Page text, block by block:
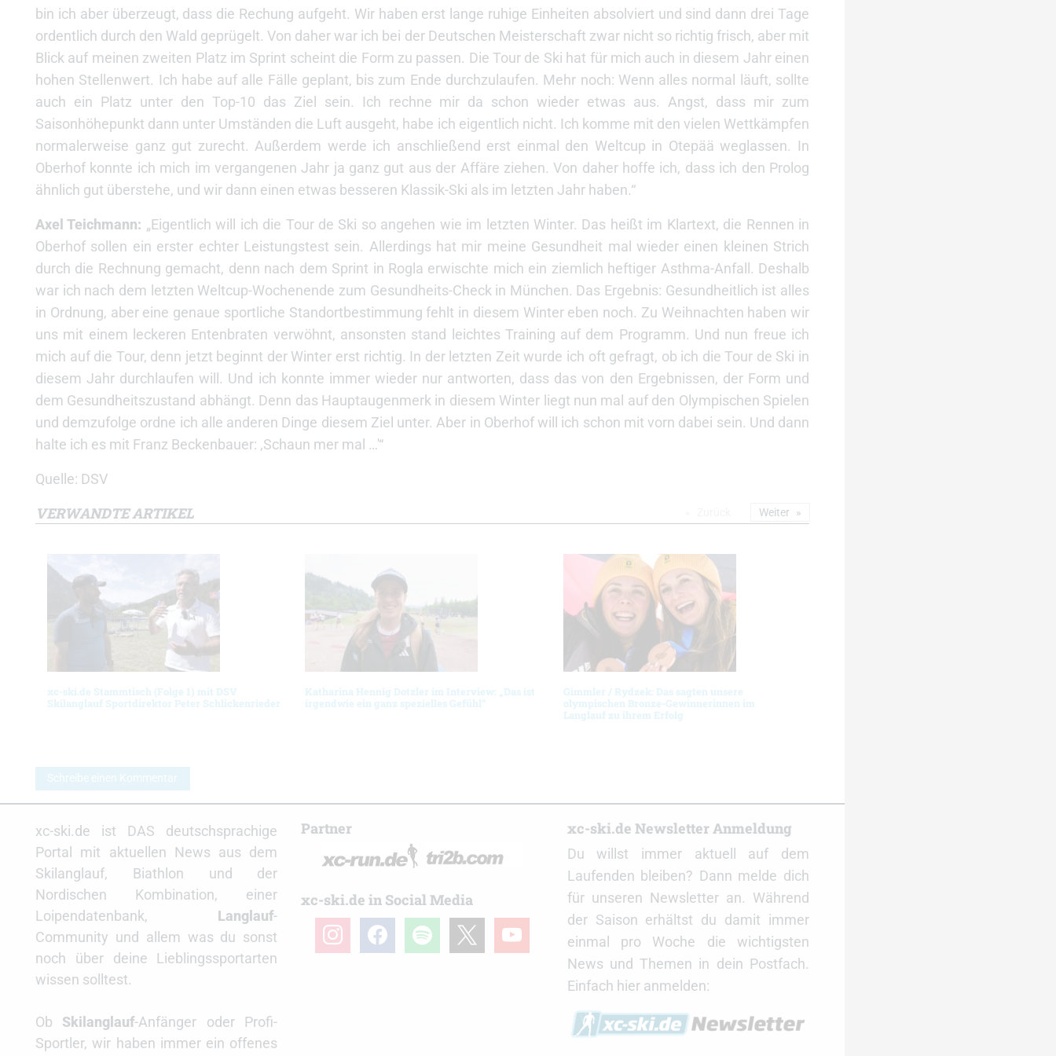
bin ich aber überzeugt, dass die Rechung aufgeht. Wir haben erst lange ruhige Einheiten absolviert und sind dann drei Tage
ordentlich durch den Wald geprügelt. Von daher war ich bei der Deutschen Meisterschaft zwar nicht so richtig frisch, aber mit
Blick auf meinen zweiten Platz im Sprint scheint die Form zu passen. Die Tour de Ski hat für mich auch in diesem Jahr einen
hohen Stellenwert. Ich habe auf alle Fälle geplant, bis zum Ende durchzulaufen. Mehr noch: Wenn alles normal läuft, sollte
auch ein Platz unter den Top-10 das Ziel sein. Ich rechne mir da schon wieder etwas aus. Angst, dass mir zum
Saisonhöhepunkt dann unter Umständen die Luft ausgeht, habe ich eigentlich nicht. Ich komme mit den vielen Wettkämpfen
normalerweise ganz gut zurecht. Außerdem werde ich anschließend erst einmal den Weltcup in Otepää weglassen. In
Oberhof konnte ich mich im vergangenen Jahr ja ganz gut aus der Affäre ziehen. Von daher hoffe ich, dass ich den Prolog
ähnlich gut überstehe, und wir dann einen etwas besseren Klassik-Ski als im letzten Jahr haben.“
Axel Teichmann: „Eigentlich will ich die Tour de Ski so angehen wie im letzten Winter. Das heißt im Klartext, die Rennen in
Oberhof sollen ein erster echter Leistungstest sein. Allerdings hat mir meine Gesundheit mal wieder einen kleinen Strich
durch die Rechnung gemacht, denn nach dem Sprint in Rogla erwischte mich ein ziemlich heftiger Asthma-Anfall. Deshalb
war ich nach dem letzten Weltcup-Wochenende zum Gesundheits-Check in München. Das Ergebnis: Gesundheitlich ist alles
in Ordnung, aber eine genaue sportliche Standortbestimmung fehlt in diesem Winter eben noch. Zu Weihnachten haben wir
uns mit einem leckeren Entenbraten verwöhnt, ansonsten stand leichtes Training auf dem Programm. Und nun freue ich
mich auf die Tour, denn jetzt beginnt der Winter erst richtig. In der letzten Zeit wurde ich oft gefragt, ob ich die Tour de Ski in
diesem Jahr durchlaufen will. Und ich konnte immer wieder nur antworten, dass das von den Ergebnissen, der Form und
dem Gesundheitszustand abhängt. Denn das Hauptaugenmerk in diesem Winter liegt nun mal auf den Olympischen Spielen
und demzufolge ordne ich alle anderen Dinge diesem Ziel unter. Aber in Oberhof will ich schon mit vorn dabei sein. Und dann
halte ich es mit Franz Beckenbauer: ‚Schaun mer mal …'“
Quelle: DSV
VERWANDTE ARTIKEL
xc-ski.de Stammtisch (Folge 1) mit DSV
Skilanglauf Sportdirektor Peter Schlickenrieder
Katharina Hennig Dotzler im Interview: „Das ist
irgendwie ein ganz spezielles Gefühl“
Gimmler / Rydzek: Das sagten unsere
olympischen Bronze-Gewinnerinnen im
Langlauf zu ihrem Erfolg
Weiter
Schreibe einen Kommentar
xc-ski.de ist DAS deutschsprachige
Portal mit aktuellen News aus dem
Skilanglauf, Biathlon und der
Nordischen Kombination, einer
Loipendatenbank, Langlauf-
Community und allem was du sonst
noch über deine Lieblingssportarten
wissen solltest.
Ob Skilanglauf-Anfänger oder Profi-
Sportler, wir haben immer ein offenes
Partner
xc-ski.de in Social Media
instagramfacebookspotify youtube
xc-ski.de Newsletter Anmeldung
Du willst immer aktuell auf dem
Laufenden bleiben? Dann melde dich
für unseren Newsletter an. Während
der Saison erhältst du damit immer
einmal pro Woche die wichtigsten
News und Themen in dein Postfach.
Einfach hier anmelden: